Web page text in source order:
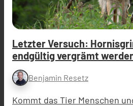
Letzter Versuch:
endgültig vergrämt
Benjamin Resetz
Kommt das Tier Menschen